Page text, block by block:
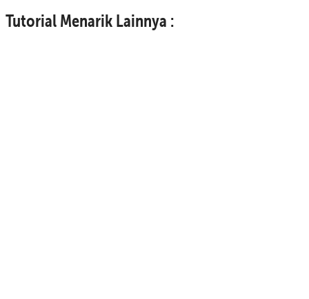
Tutorial Menarik Lainnya :